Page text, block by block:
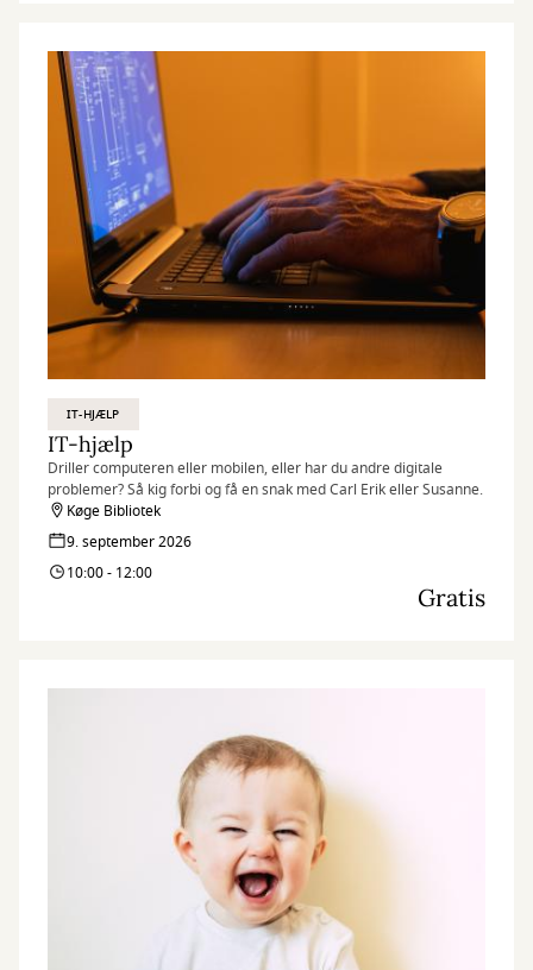
IT-HJÆLP
IT-hjælp
Driller computeren eller mobilen, eller har du andre digitale
problemer? Så kig forbi og få en snak med Carl Erik eller Susanne.
Køge Bibliotek
9. september 2026
10:00 - 12:00
Gratis